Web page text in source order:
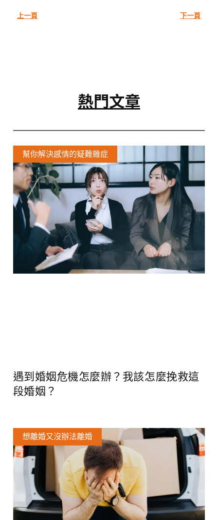
上一頁 下一頁
熱門文章
幫你解決感情的疑難雜症
遇到婚姻危機怎麼辦？我該怎麼挽救這
段婚姻？
想離婚又沒辦法離婚